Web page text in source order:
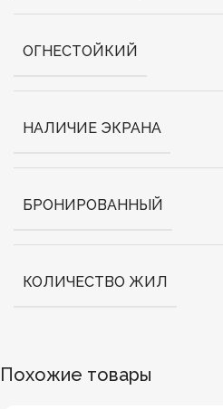
ОГНЕСТОЙКИЙ
НАЛИЧИЕ ЭКРАНА
БРОНИРОВАННЫЙ
КОЛИЧЕСТВО ЖИЛ
Похожие товары